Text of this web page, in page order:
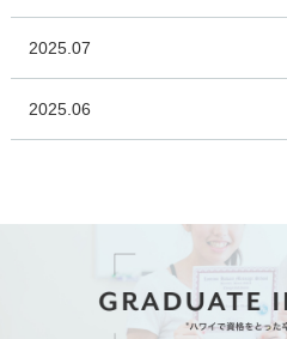
2025.07
2025.06